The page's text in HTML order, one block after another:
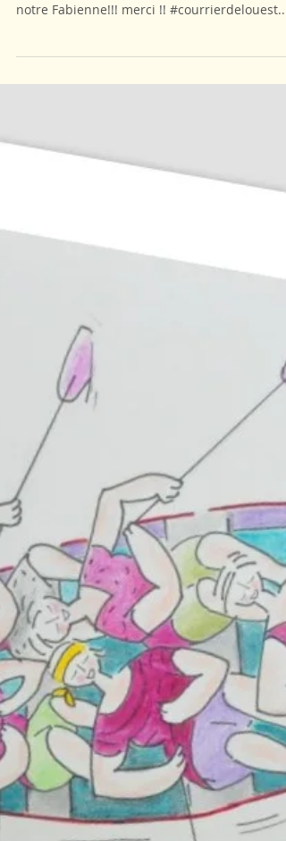
Suite à l'inauguration du Dragon Ladies Lo.Ve